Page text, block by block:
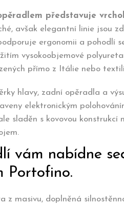
představuje
avšak elegantní linie jsou
ergonomii a pohodlí
vysokoobjemové
přímo z Itálie nebo
hlavy, zadní opěradla a
elektronickým
sladěn s kovovou konstrukcí
vám nabídne
Portofino.
z masivu, doplněná